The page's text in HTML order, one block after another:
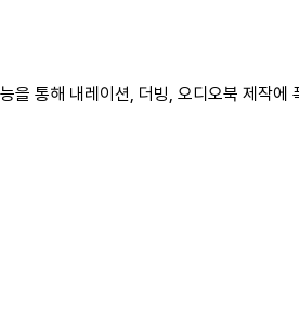
통해 내레이션, 더빙, 오디오북 제작에